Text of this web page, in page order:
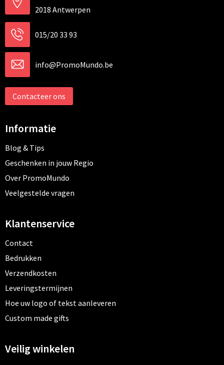
2018 Antwerpen
015/20 33 93
info@PromoMundo.be
Contacteer ons
Informatie
Blog & Tips
Geschenken in jouw Regio
Over PromoMundo
Veelgestelde vragen
Klantenservice
Contact
Bedrukken
Verzendkosten
Leveringstermijnen
Hoe uw logo of tekst aanleveren
Custom made gifts
Veilig winkelen